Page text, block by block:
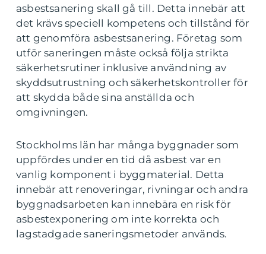
asbestsanering skall gå till. Detta innebär att
det krävs speciell kompetens och tillstånd för
att genomföra asbestsanering. Företag som
utför saneringen måste också följa strikta
säkerhetsrutiner inklusive användning av
skyddsutrustning och säkerhetskontroller för
att skydda både sina anställda och
omgivningen.
Stockholms län har många byggnader som
uppfördes under en tid då asbest var en
vanlig komponent i byggmaterial. Detta
innebär att renoveringar, rivningar och andra
byggnadsarbeten kan innebära en risk för
asbestexponering om inte korrekta och
lagstadgade saneringsmetoder används.